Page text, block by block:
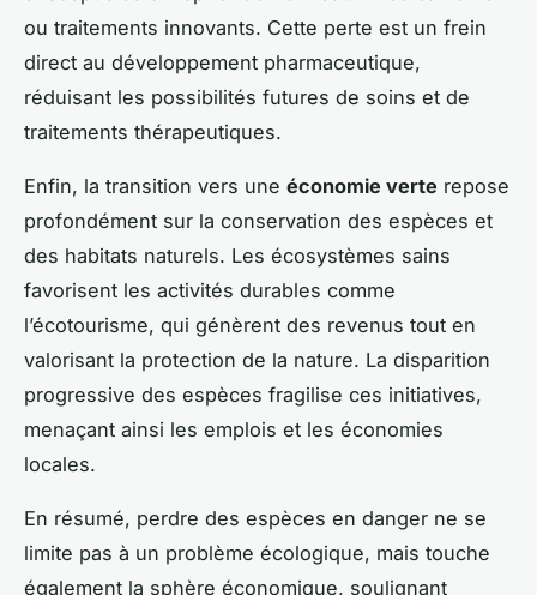
ou traitements innovants. Cette perte est un frein
direct au développement pharmaceutique,
réduisant les possibilités futures de soins et de
traitements thérapeutiques.
Enfin, la transition vers une économie verte repose
profondément sur la conservation des espèces et
des habitats naturels. Les écosystèmes sains
favorisent les activités durables comme
l’écotourisme, qui génèrent des revenus tout en
valorisant la protection de la nature. La disparition
progressive des espèces fragilise ces initiatives,
menaçant ainsi les emplois et les économies
locales.
En résumé, perdre des espèces en danger ne se
limite pas à un problème écologique, mais touche
également la sphère économique, soulignant